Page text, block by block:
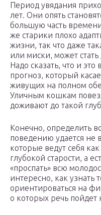
Период увядания
лет. Они опять
большую часть
же старики плохо
жизни, так что даже
или миски, может
Надо сказать, что и
прогноз, который
живущих на полном
Уличным кошкам
доживают до такой
Конечно, определить
поведению удается не
которые ведут себя
глубокой старости, а
«проспать» всю
интересно, как узнать
ориентироваться на
о которых речь пойдет